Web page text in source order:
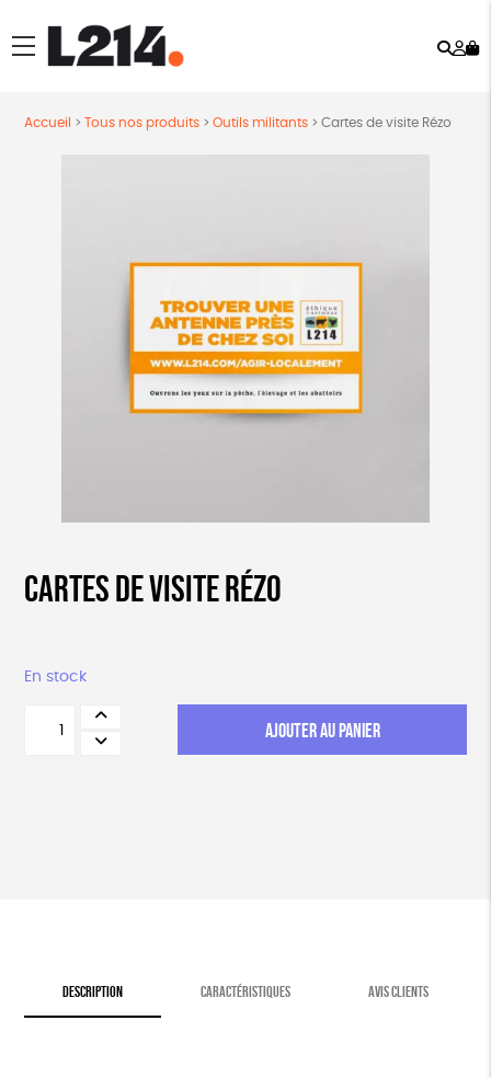
menu
Accueil > Tous nos produits> Outils militants> Cartes de visite Rézo
Cartes de visite Rézo
En stock
AJOUTER AU PANIER
DESCRIPTION CARACTÉRISTIQUES AVIS CLIENTS